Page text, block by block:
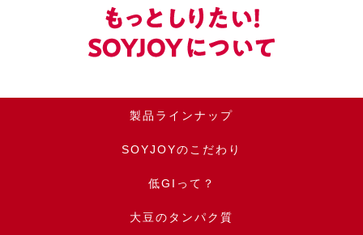
製品ラインナップ
SOYJOYのこだわり
低GIって？
大豆のタンパク質